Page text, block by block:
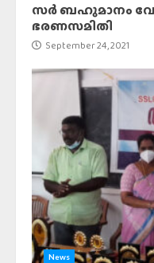
സർ ബഹുമാനം
ഭരണസമിതി
September 24, 2021
News